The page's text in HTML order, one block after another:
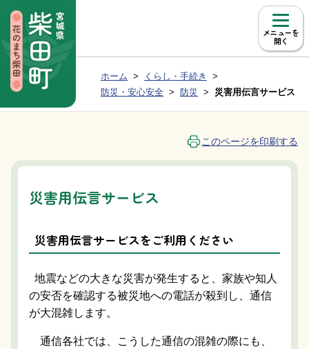
メニュー
Group NAV BreadCrumb
現在位置：
ホーム
くらし・手続き
防災・安心安全
防災 災害用伝言サービス
このページを印刷する
災害用伝言サービス
災害用伝言サービスをご利用ください
地震などの大きな災害が発生すると、家族や知人
の安否を確認する被災地への電話が殺到し、通信
が大混雑します。
通信各社では、こうした通信の混雑の際にも、